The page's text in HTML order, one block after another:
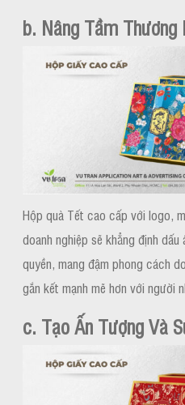
b. Nâng Tầm Thương
Hộp quà Tết cao cấp với logo,
doanh nghiệp sẽ khẳng định
quyền, mang đậm phong cách
gắn kết mạnh mẽ hơn với người
c. Tạo Ấn Tượng Và